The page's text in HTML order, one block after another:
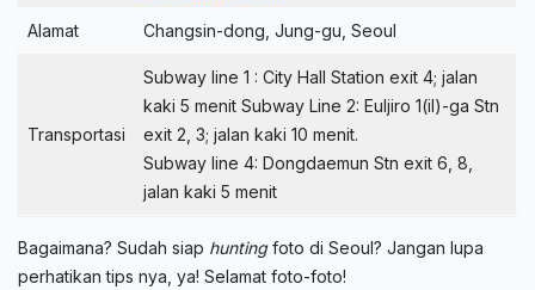
Alamat Changsin-dong, Jung-gu, Seoul
Transportasi
Subway line 1 : City Hall Station exit 4; jalan
kaki 5 menit Subway Line 2: Euljiro 1(il)-ga Stn
exit 2, 3; jalan kaki 10 menit.
Subway line 4: Dongdaemun Stn exit 6, 8,
jalan kaki 5 menit
Bagaimana? Sudah siap huntingfoto di Seoul? Jangan lupa
perhatikan tips nya, ya! Selamat foto-foto!